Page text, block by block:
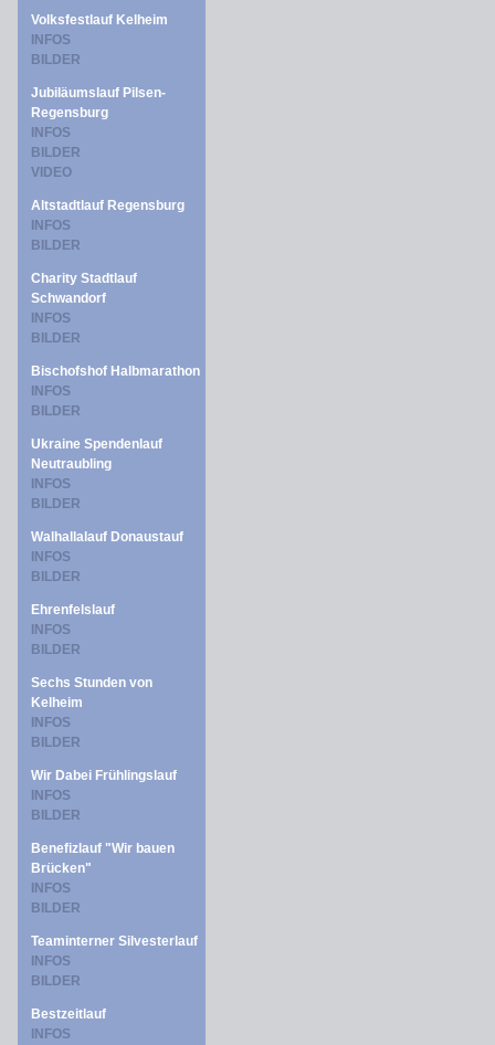
Volksfestlauf Kelheim
INFOS
BILDER
Jubiläumslauf Pilsen-
Regensburg
INFOS
BILDER
VIDEO
Altstadtlauf Regensburg
INFOS
BILDER
Charity Stadtlauf
Schwandorf
INFOS
BILDER
Bischofshof Halbmarathon
INFOS
BILDER
Ukraine Spendenlauf
Neutraubling
INFOS
BILDER
Walhallalauf Donaustauf
INFOS
BILDER
Ehrenfelslauf
INFOS
BILDER
Sechs Stunden von
Kelheim
INFOS
BILDER
Wir Dabei Frühlingslauf
INFOS
BILDER
Benefizlauf "Wir bauen
Brücken"
INFOS
BILDER
Teaminterner Silvesterlauf
INFOS
BILDER
Bestzeitlauf
INFOS